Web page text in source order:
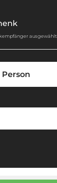
ausgewählt
Person